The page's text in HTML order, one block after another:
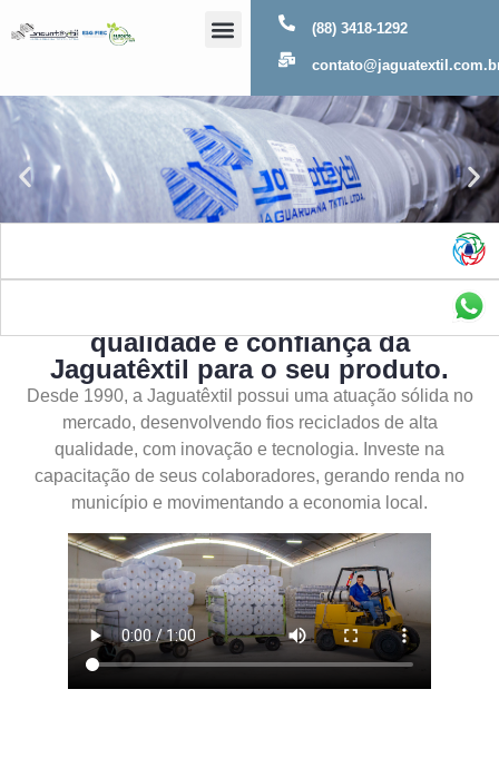
(88) 3418-1292
qualidade e confiança da
Jaguatêxtil para o seu produto.
Desde 1990, a Jaguatêxtil possui uma atuação sólida no
mercado, desenvolvendo fios reciclados de alta
qualidade, com inovação e tecnologia. Investe na
capacitação de seus colaboradores, gerando renda no
município e movimentando a economia local.